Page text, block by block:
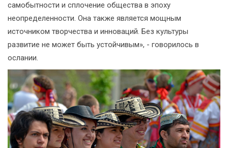
самобытности и сплочение общества в эпоху
неопределенности. Она также является мощным
источником творчества и инноваций. Без культуры
развитие не может быть устойчивым», - говорилось в
ослании.